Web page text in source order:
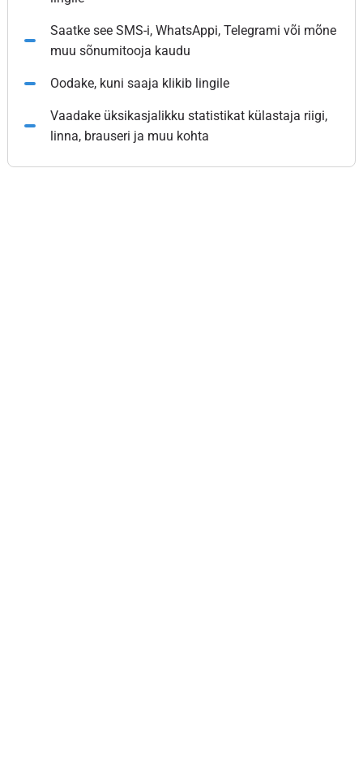
Saatke see SMS-i, WhatsAppi, Telegrami või mõne
muu sõnumitooja kaudu
Oodake, kuni saaja klikib lingile
Vaadake üksikasjalikku statistikat külastaja riigi,
linna, brauseri ja muu kohta